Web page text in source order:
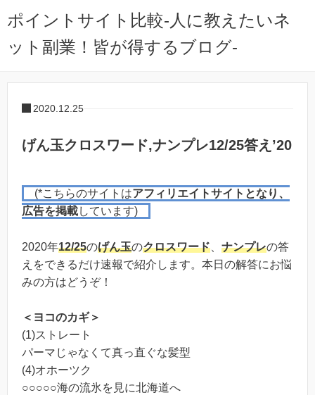
ポイントサイト比較-人に教えたいネ
ット副業！皆が得するブログ-
2020.12.25
げん玉クロスワード,ナンプレ12/25答え’20
(*こちらのサイトはアフィリエイトサイトとなり、
広告を掲載しています)
2020年12/25のげん玉のクロスワード ナンプレの答
えをできるだけ速報で紹介します。本日の解答にお悩
みの方はどうぞ！
＜ヨコのカギ＞
(1)ストレート
パーマじゃなくて真っ直ぐな髪型
(4)オホーツク
○○○○○海の流氷を見に北海道へ